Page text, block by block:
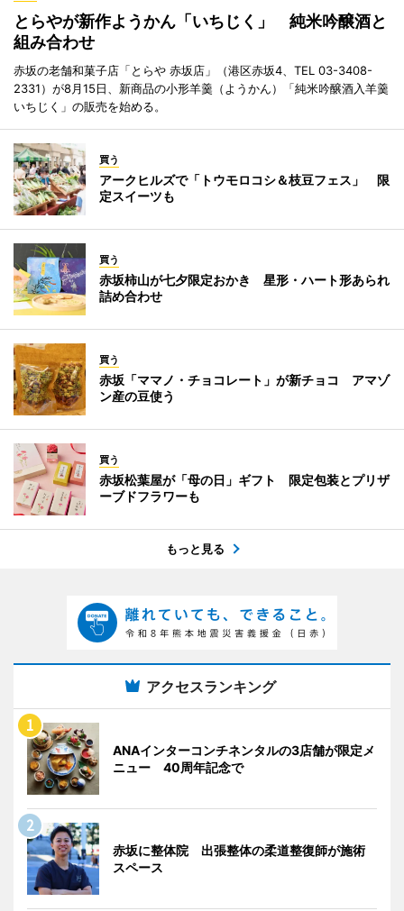
とらやが新作ようかん「いちじく」 純米吟醸酒と
組み合わせ
赤坂の老舗和菓子店「とらや 赤坂店」（港区赤坂4、TEL 03-3408-
2331）が8月15日、新商品の小形羊羹（ようかん）「純米吟醸酒入羊羹
いちじく」の販売を始める。
買う
アークヒルズで「トウモロコシ＆枝豆フェス」 限
定スイーツも
買う
赤坂柿山が七夕限定おかき 星形・ハート形あられ
詰め合わせ
買う
赤坂「ママノ・チョコレート」が新チョコ アマゾ
ン産の豆使う
買う
赤坂松葉屋が「母の日」ギフト 限定包装とプリザ
ーブドフラワーも
もっと見る
アクセスランキング
ANAインターコンチネンタルの3店舗が限定メ
ニュー 40周年記念で
赤坂に整体院 出張整体の柔道整復師が施術
スペース